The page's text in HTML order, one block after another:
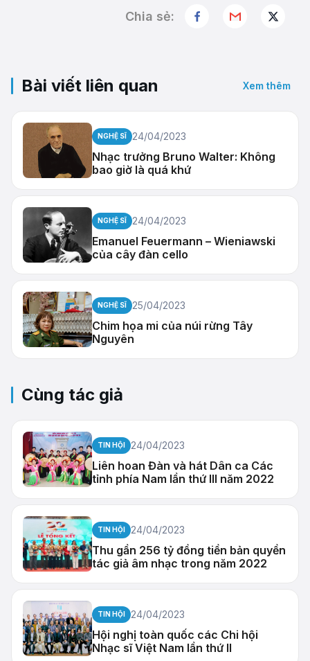
Chia sẻ:
Bài viết liên quan Xem thêm
NGHỆ SĨ 24/04/2023
Nhạc trưởng Bruno Walter: Không
bao giờ là quá khứ
NGHỆ SĨ 24/04/2023
Emanuel Feuermann – Wieniawski
của cây đàn cello
NGHỆ SĨ 25/04/2023
Chim họa mi của núi rừng Tây
Nguyên
Cùng tác giả
TIN HỘI 24/04/2023
Liên hoan Đàn và hát Dân ca Các
tỉnh phía Nam lần thứ III năm 2022
TIN HỘI 24/04/2023
Thu gần 256 tỷ đồng tiền bản quyền
tác giả âm nhạc trong năm 2022
TIN HỘI 24/04/2023
Hội nghị toàn quốc các Chi hội
Nhạc sĩ Việt Nam lần thứ II